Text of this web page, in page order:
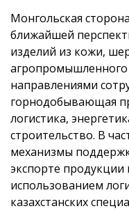
Монгольская
ближайшей
изделий из кожи,
направлениями
горнодобывающая
логистика,
строительство. В
механизмы
экспорте
использованием
казахстанских